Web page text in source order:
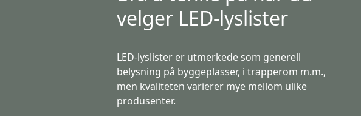
velger LED-lyslister
LED-lyslister er utmerkede som generell
belysning på byggeplasser, i trapperom m.m.,
men kvaliteten varierer mye mellom ulike
produsenter.